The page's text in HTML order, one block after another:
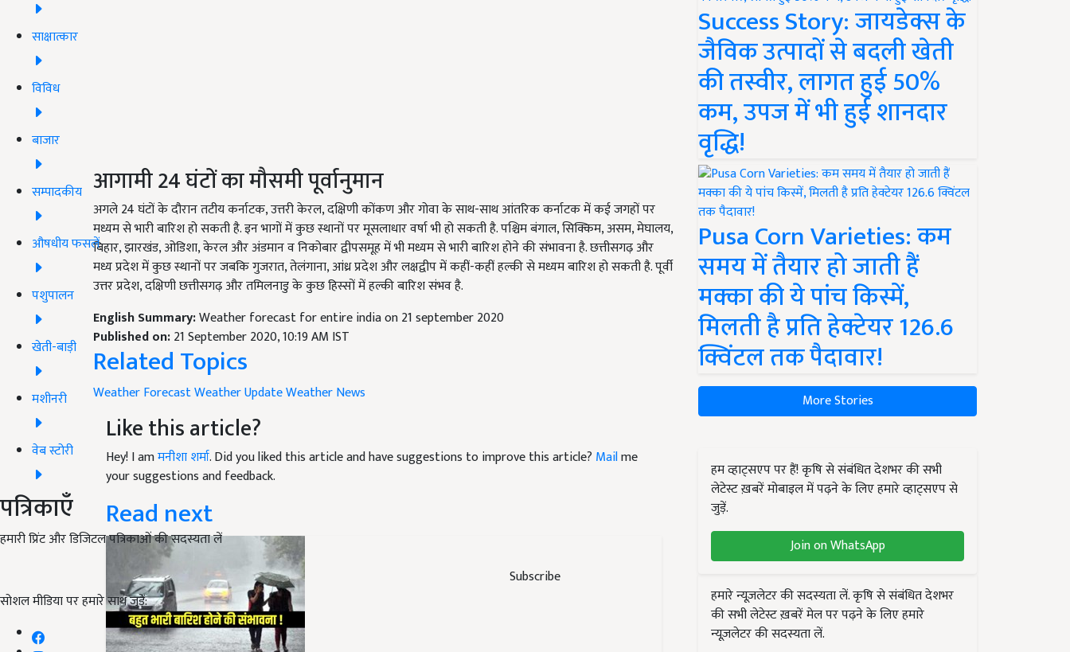
साक्षात्कार
विविध
बाजार
सम्पादकीय
औषधीय फसलें
पशुपालन
खेती-बाड़ी
मशीनरी
वेब स्टोरी
पत्रिकाएँ
हमारी प्रिंट और डिजिटल पत्रिकाओं की सदस्यता लें
Subscribe
सोशल मीडिया पर हमारे साथ जुड़ें:
आगामी 24 घंटों का मौसमी पूर्वानुमान
अगले 24 घंटों के दौरान तटीय कर्नाटक, उत्तरी केरल, दक्षिणी कोंकण और गोवा के साथ-साथ आंतरिक कर्नाटक में कई जगहों पर
मध्यम से भारी बारिश हो सकती है. इन भागों में कुछ स्थानों पर मूसलाधार वर्षा भी हो सकती है. पश्चिम बंगाल, सिक्किम, असम, मेघालय,
बिहार, झारखंड, ओडिशा, केरल और अंडमान व निकोबार द्वीपसमूह में भी मध्यम से भारी बारिश होने की संभावना है. छत्तीसगढ़ और
मध्य प्रदेश में कुछ स्थानों पर जबकि गुजरात, तेलंगाना, आंध्र प्रदेश और लक्षद्वीप में कहीं-कहीं हल्की से मध्यम बारिश हो सकती है. पूर्वी
उत्तर प्रदेश, दक्षिणी छत्तीसगढ़ और तमिलनाडु के कुछ हिस्सों में हल्की बारिश संभव है.
English Summary:Weather forecast for entire india on 21 september 2020
Published on:21 September 2020, 10:19 AM IST
Related Topics
Weather ForecastWeather UpdateWeather News
Like this article?
Hey! I amमनीशा शर्मा. Did you liked this article and have suggestions to improve this article? Mailme
your suggestions and feedback.
Read next
Success Story: जायडेक्स के
जैविक उत्पादों से बदली खेती
की तस्वीर, लागत हुई 50%
कम, उपज में भी हुई शानदार
वृद्धि!
Pusa Corn Varieties: कम
समय में तैयार हो जाती हैं
मक्का की ये पांच किस्में,
मिलती है प्रति हेक्टेयर 126.6
क्विंटल तक पैदावार!
More Stories
हम व्हाट्सएप पर हैं! कृषि से संबंधित देशभर की सभी
लेटेस्ट ख़बरें मोबाइल में पढ़ने के लिए हमारे व्हाट्सएप से
जुड़ें.
Join on WhatsApp
हमारे न्यूज़लेटर की सदस्यता लें. कृषि से संबंधित देशभर
की सभी लेटेस्ट ख़बरें मेल पर पढ़ने के लिए हमारे
न्यूज़लेटर की सदस्यता लें.